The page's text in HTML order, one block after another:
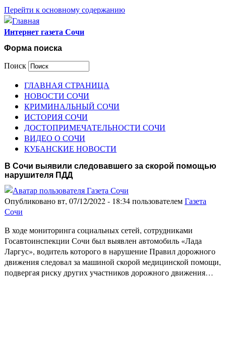
Перейти к основному содержанию
Интернет газета Сочи
Форма поиска
Поиск
ГЛАВНАЯ СТРАНИЦА
НОВОСТИ СОЧИ
КРИМИНАЛЬНЫЙ СОЧИ
ИСТОРИЯ СОЧИ
ДОСТОПРИМЕЧАТЕЛЬНОСТИ СОЧИ
ВИДЕО О СОЧИ
КУБАНСКИЕ НОВОСТИ
В Сочи выявили следовавшего за скорой помощью
нарушителя ПДД
Опубликовано вт, 07/12/2022 - 18:34 пользователемГазета
Сочи
В ходе мониторинга социальных сетей, сотрудниками
Госавтоинспекции Сочи был выявлен автомобиль «Лада
Ларгус», водитель которого в нарушение Правил дорожного
движения следовал за машиной скорой медицинской помощи,
подвергая риску других участников дорожного движения…